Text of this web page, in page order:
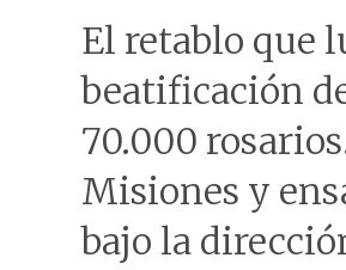
El retablo que
beatificación
70.000
Misiones y
bajo la